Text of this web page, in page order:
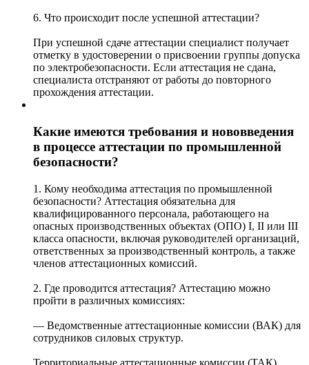
6. Что происходит после успешной аттестации?
При успешной сдаче аттестации специалист получает
отметку в удостоверении о присвоении группы допуска
по электробезопасности. Если аттестация не сдана,
специалиста отстраняют от работы до повторного
прохождения аттестации.
Какие имеются требования и нововведения
в процессе аттестации по промышленной
безопасности?
1. Кому необходима аттестация по промышленной
безопасности? Аттестация обязательна для
квалифицированного персонала, работающего на
опасных производственных объектах (ОПО) I, II или III
класса опасности, включая руководителей организаций,
ответственных за производственный контроль, а также
членов аттестационных комиссий.
2. Где проводится аттестация? Аттестацию можно
пройти в различных комиссиях:
— Ведомственные аттестационные комиссии (ВАК) для
сотрудников силовых структур.
Территориальные аттестационные комиссии (ТАК)